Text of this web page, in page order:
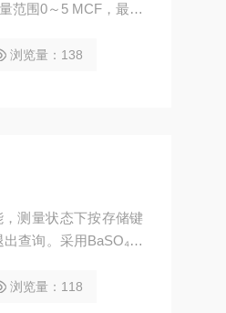
范围0～5 MCF，最小
浏览量：138
测量状态下按存储键
查询。采用BaSO₄麦
浏览量：118